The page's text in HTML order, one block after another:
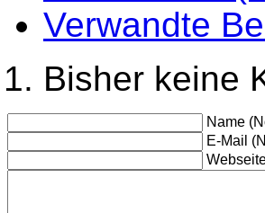
Verwandte
Bisher keine
Name
E-Mail